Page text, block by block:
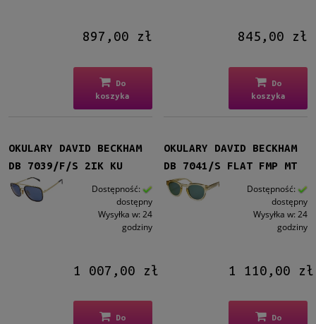
897,00 zł
Do
koszyka
845,00 zł
Do
koszyka
OKULARY DAVID BECKHAM
DB 7039/F/S 2IK KU
Dostępność:
dostępny
Wysyłka w: 24
godziny
1 007,00 zł
Do
OKULARY DAVID BECKHAM
DB 7041/S FLAT FMP MT
Dostępność:
dostępny
Wysyłka w: 24
godziny
1 110,00 zł
Do